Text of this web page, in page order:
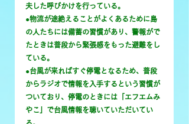
夫した呼びかけを行っている。
●物流が途絶えることがよくあるために島
の人たちには備蓄の習慣があり、警報がで
たときは普段から緊張感をもった避難をし
ている。
●台風が来ればすぐ停電となるため、普段
からラジオで情報を入手するという習慣が
ついており、停電のときには「エフエムみ
やこ」で台風情報を聴いていただいてい